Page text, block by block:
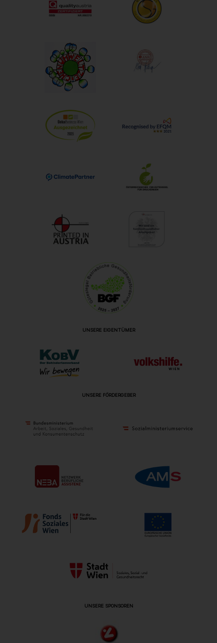
UNSERE EIGENTÜMER
UNSERE FÖRDERGEBER
UNSERE SPONSOREN